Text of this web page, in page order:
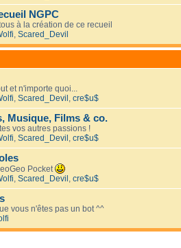
NGPC
à la création de ce recueil
, Scared_Devil
et n'importe quoi...
, Scared_Devil , cre$u$
Musique, Films & co.
vos autres passions !
, Scared_Devil , cre$u$
Pocket
, Scared_Devil , cre$u$
vous n'êtes pas un bot ^^